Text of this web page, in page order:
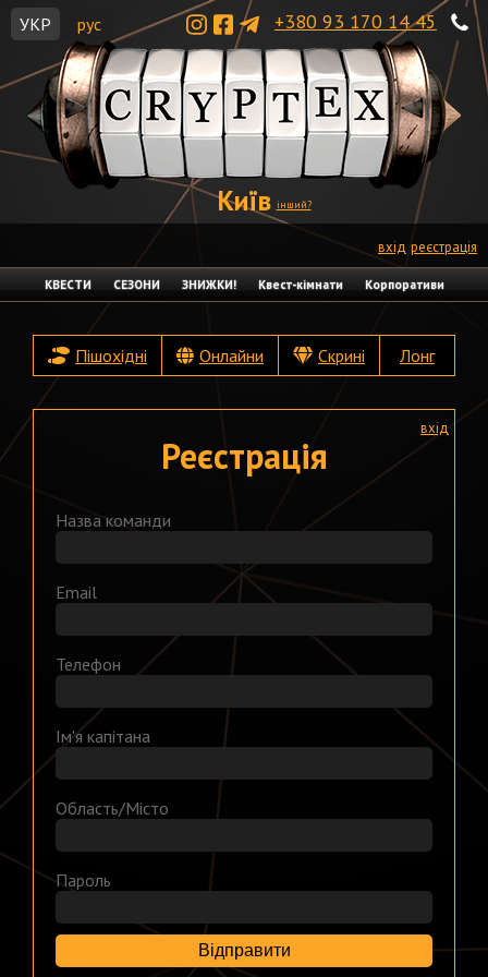
+380 93 170 14 45
Київ інший?
вхід реєстрація
КВЕСТИ СЕЗОНИ ЗНИЖКИ! Квест-кімнати Корпоративи
УКР рус
Пішохідні Онлайни Скрині Лонг
Реєстрація
Назва команди
Email
Телефон
Ім'я капітана
Область/Місто
Пароль
Відправити
вхід